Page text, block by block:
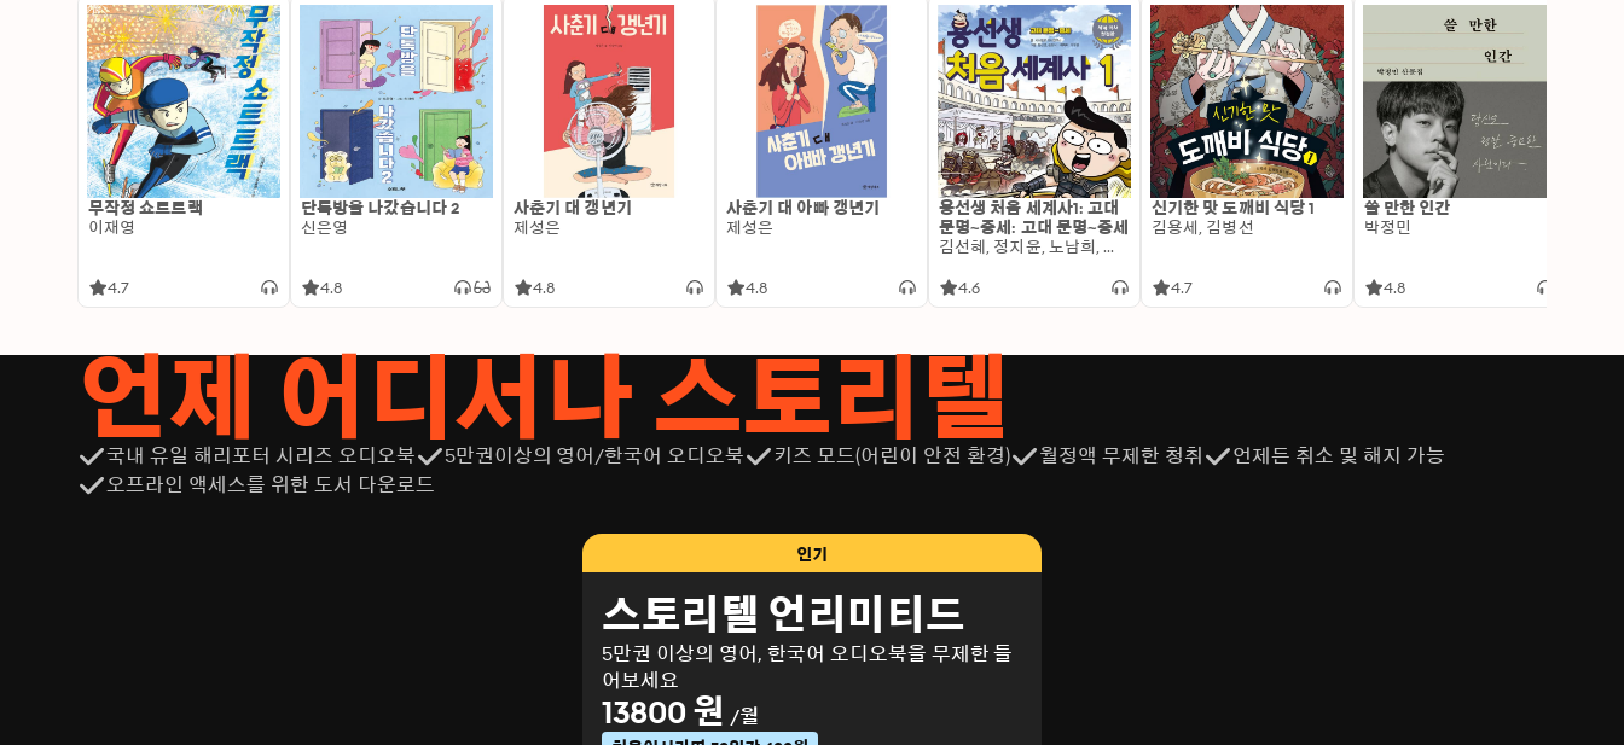
무작정 쇼트트랙
이재영
4.7
단톡방을 나갔습니다 2
신은영
4.8
사춘기 대 갱년기
제성은
4.8
사춘기 대 아빠 갱년기
제성은
4.8
용선생 처음 세계사1: 고대
문명~중세: 고대 문명~중세
김선혜, 정지윤, 노남희, 뭉선생, 윤효식, 이우일, 김선빈, 사회평론 역사연구소
4.6
신기한 맛 도깨비 식당 1
김용세, 김병선
4.7
쓸 만한 인간
박정민
4.8
언제 어디서나 스토리텔
국내 유일 해리포터 시리즈 오디오북 5만권이상의 영어/한국어 오디오북 키즈 모드(어린이 안전 환경) 월정액 무제한 청취
언제든 취소 및 해지 가능
오프라인 액세스를 위한 도서 다운로드
인기
스토리텔 언리미티드
5만권 이상의 영어, 한국어 오디오북을 무제한 들
어보세요
13800 원 /월